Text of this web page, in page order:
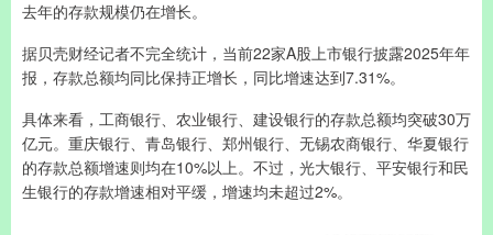
去年的存款规模仍在增长。
据贝壳财经记者不完全统计，当前22家A股上市银行披露2025年年
报，存款总额均同比保持正增长，同比增速达到7.31%。
具体来看，工商银行、农业银行、建设银行的存款总额均突破30万
亿元。重庆银行、青岛银行、郑州银行、无锡农商银行、华夏银行
的存款总额增速则均在10%以上。不过，光大银行、平安银行和民
生银行的存款增速相对平缓，增速均未超过2%。